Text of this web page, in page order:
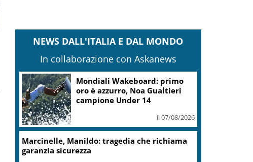
NEWS DALL'ITALIA E DAL MONDO
In collaborazione con Askanews
Mondiali Wakeboard: primo
oro è azzurro, Noa Gualtieri
campione Under 14
il 07/08/2026
Marcinelle, Manildo: tragedia che richiama
garanzia sicurezza